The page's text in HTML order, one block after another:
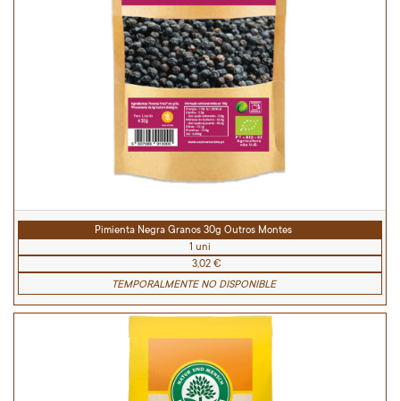
Pimienta Negra Granos 30g Outros Montes
1 uni
3,02 €
TEMPORALMENTE NO DISPONIBLE